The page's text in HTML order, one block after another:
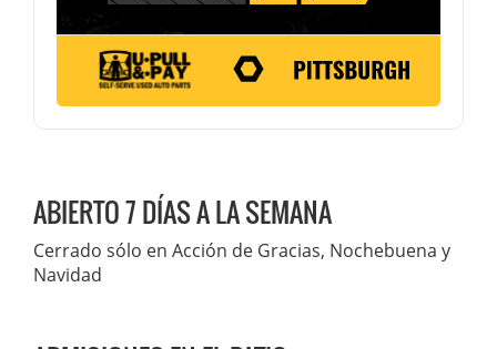
ABIERTO 7 DÍAS A LA SEMANA
Cerrado sólo en Acción de Gracias, Nochebuena y
Navidad